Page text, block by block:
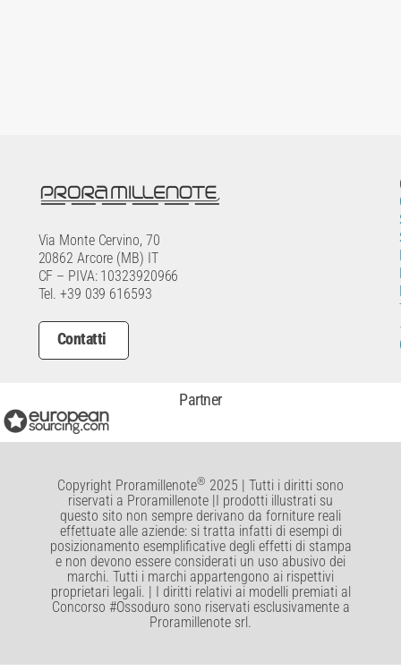
Via Monte Cervino, 70
20862 Arcore (MB) IT
CF – PIVA: 10323920966
Tel. +39 039 616593
Contatti
Partner
Copyright Proramillenote® 2025 | Tutti i diritti sono
riservati a Proramillenote |I prodotti illustrati su
questo sito non sempre derivano da forniture reali
effettuate alle aziende: si tratta infatti di esempi di
posizionamento esemplificative degli effetti di stampa
e non devono essere considerati un uso abusivo dei
marchi. Tutti i marchi appartengono ai rispettivi
proprietari legali. | I diritti relativi ai modelli premiati al
Concorso #Ossoduro sono riservati esclusivamente a
Proramillenote srl.